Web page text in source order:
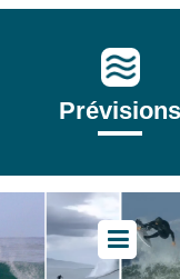
Prévisions